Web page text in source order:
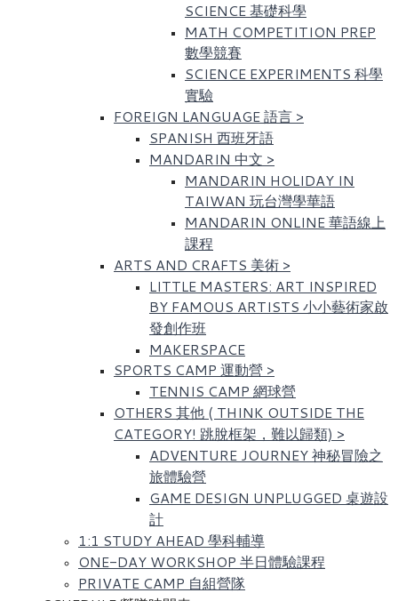
SCIENCE 基礎科學
MATH COMPETITION PREP
數學競賽
SCIENCE EXPERIMENTS 科學
實驗
FOREIGN LANGUAGE 語言 >
SPANISH 西班牙語
MANDARIN 中文 >
MANDARIN HOLIDAY IN
TAIWAN 玩台灣學華語
MANDARIN ONLINE 華語線上
課程
ARTS AND CRAFTS 美術 >
LITTLE MASTERS: ART INSPIRED
BY FAMOUS ARTISTS​ 小小藝術家啟
發創作班
MAKERSPACE
SPORTS CAMP 運動營 >
TENNIS CAMP 網球營
OTHERS 其他 ( THINK OUTSIDE THE
CATEGORY! 跳脫框架，難以歸類) >
ADVENTURE JOURNEY 神秘冒險之
旅體驗營
GAME DESIGN UNPLUGGED 桌遊設
計
1:1 STUDY AHEAD 學科輔導
ONE-DAY WORKSHOP 半日體驗課程
PRIVATE CAMP 自組營隊